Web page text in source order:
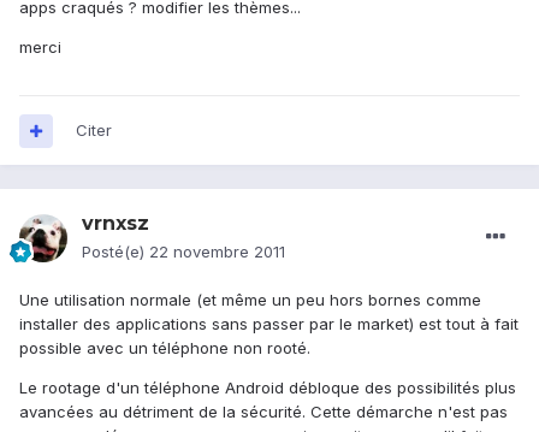
apps craqués ? modifier les thèmes...
merci
Citer
vrnxsz
Posté(e) 22 novembre 2011
Une utilisation normale (et même un peu hors bornes comme
installer des applications sans passer par le market) est tout à fait
possible avec un téléphone non rooté.
Le rootage d'un téléphone Android débloque des possibilités plus
avancées au détriment de la sécurité. Cette démarche n'est pas